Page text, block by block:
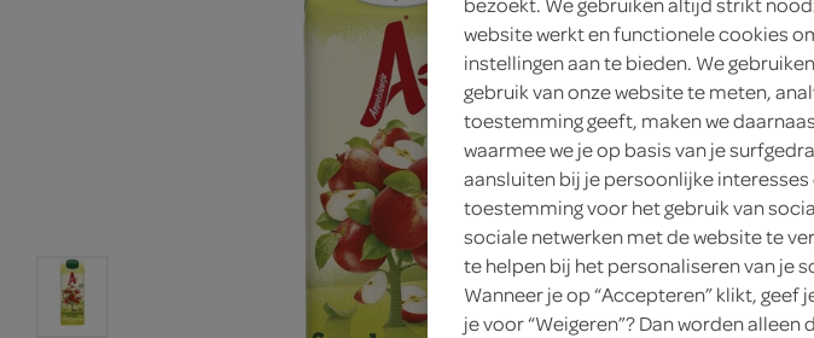
1.
25
300 Milliliter
in
Let op:
verwerkt
website werkt en functionele cookies
instellingen aan te bieden. We
gebruik van onze website te meten,
toestemming geeft, maken we
waarmee we je op basis van je
aansluiten bij je persoonlijke interesses
toestemming voor het gebruik van
sociale netwerken met de website te
te helpen bij het personaliseren van je
Wanneer je op “Accepteren” klikt,
je voor “Weigeren”? Dan worden